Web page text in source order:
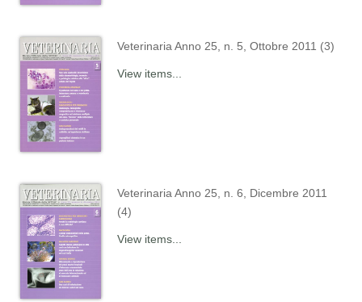
Veterinaria Anno 25, n. 5, Ottobre 2011 (3)
View items...
Veterinaria Anno 25, n. 6, Dicembre 2011
(4)
View items...